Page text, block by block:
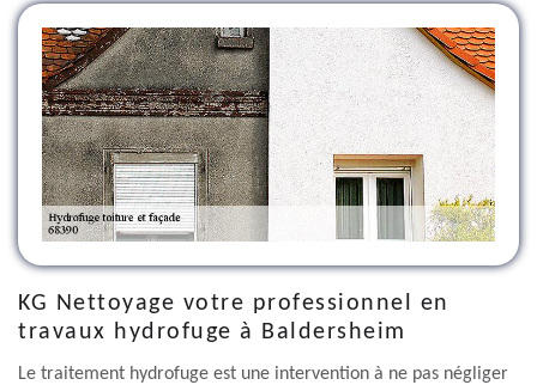
KG Nettoyage votre professionnel en
travaux hydrofuge à Baldersheim
Le traitement hydrofuge est une intervention à ne pas négliger